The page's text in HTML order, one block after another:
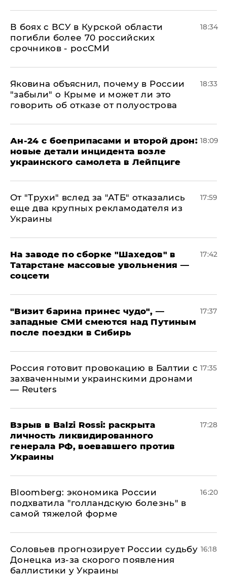
В боях с ВСУ в Курской области
погибли более 70 российских
срочников - росСМИ
18:34
Яковина объяснил, почему в России
"забыли" о Крыме и может ли это
говорить об отказе от полуострова
18:33
Ан-24 с боеприпасами и второй дрон:
новые детали инцидента возле
украинского самолета в Лейпциге
18:09
От "Трухи" вслед за "АТБ" отказались
еще два крупных рекламодателя из
Украины
17:59
На заводе по сборке "Шахедов" в
Татарстане массовые увольнения —
соцсети
17:42
"Визит барина принес чудо", —
западные СМИ смеются над Путиным
после поездки в Сибирь
17:37
​Россия готовит провокацию в Балтии с
захваченными украинскими дронами
— Reuters
17:35
​Взрыв в Balzi Rossi: раскрыта
личность ликвидированного
генерала РФ, воевавшего против
Украины
17:28
Bloomberg: экономика России
подхватила "голландскую болезнь" в
самой тяжелой форме
16:20
Соловьев прогнозирует России судьбу
Донецка из-за скорого появления
баллистики у Украины
16:18